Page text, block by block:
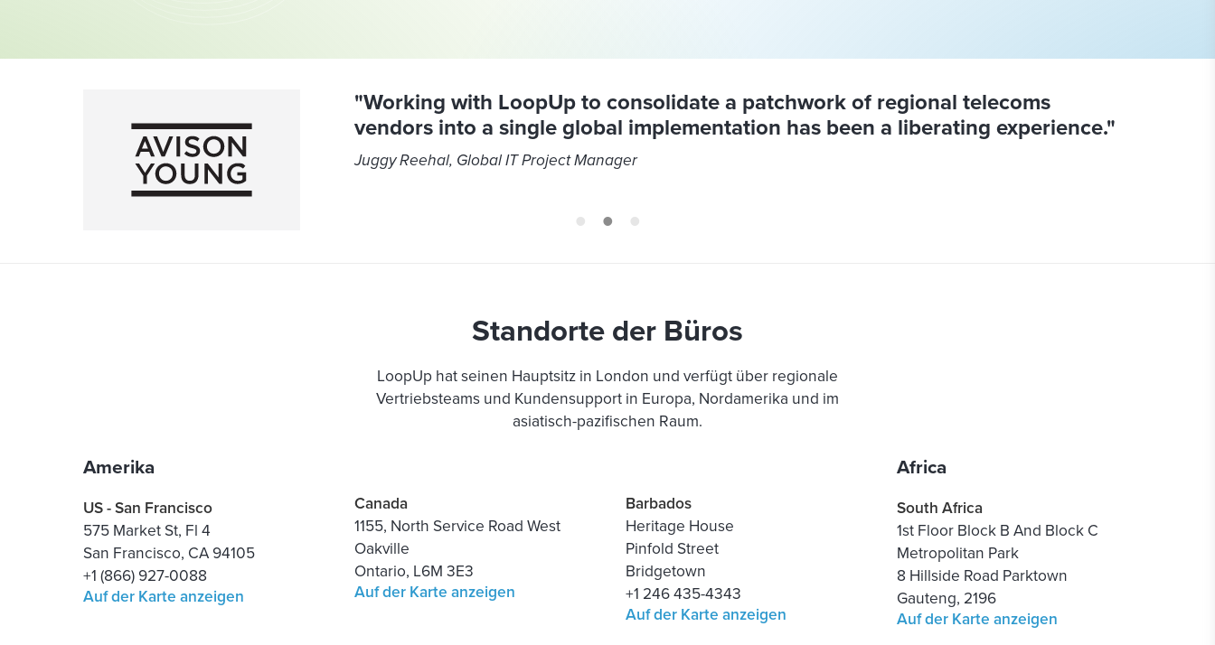
"Working with LoopUp to consolidate a patchwork of regional telecoms
vendors into a single global implementation has been a liberating experience."
Juggy Reehal, Global IT Project Manager
Standorte der Büros
LoopUp hat seinen Hauptsitz in London und verfügt über regionale
Vertriebsteams und Kundensupport in Europa, Nordamerika und im
asiatisch-pazifischen Raum.
Amerika
US - San Francisco
575 Market St, Fl 4
San Francisco, CA 94105
+1 (866) 927-0088
Auf der Karte anzeigen
Canada
1155, North Service Road West
Oakville
Ontario, L6M 3E3
Auf der Karte anzeigen
Barbados
Heritage House
Pinfold Street
Bridgetown
+1 246 435-4343
Auf der Karte anzeigen
Africa
South Africa
1st Floor Block B And Block C
Metropolitan Park
8 Hillside Road Parktown
Gauteng, 2196
Auf der Karte anzeigen